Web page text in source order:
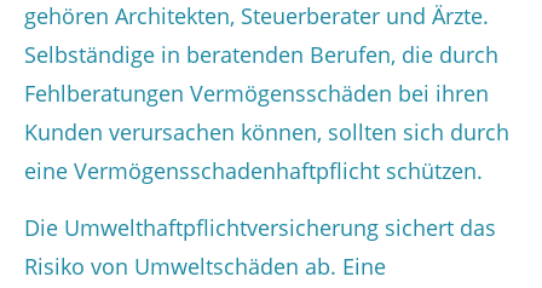
gehören Architekten, Steuerberater und Ärzte.
Selbständige in beratenden Berufen, die durch
Fehlberatungen Vermögensschäden bei ihren
Kunden verursachen können, sollten sich durch
eine Vermögensschadenhaftpflicht schützen.
Die Umwelthaftpflichtversicherung sichert das
Risiko von Umweltschäden ab. Eine